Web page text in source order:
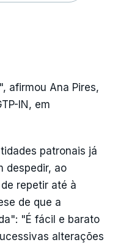
afirmou Ana Pires,
IN, em
patronais já
despedir, ao
repetir até à
de que a
"É fácil e barato
alterações